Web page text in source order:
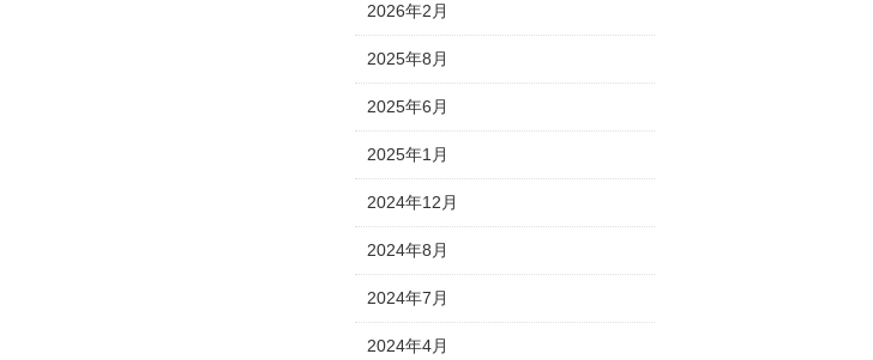
2026年2月
2025年8月
2025年6月
2025年1月
2024年12月
2024年8月
2024年7月
2024年4月